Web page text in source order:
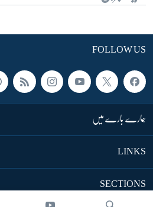
FOLLOW US
ہمارے بارے میں
LINKS
SECTIONS